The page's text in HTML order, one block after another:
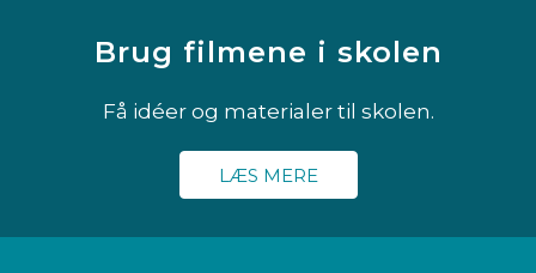
Brug filmene i skolen
Få idéer og materialer til skolen.
LÆS MERE